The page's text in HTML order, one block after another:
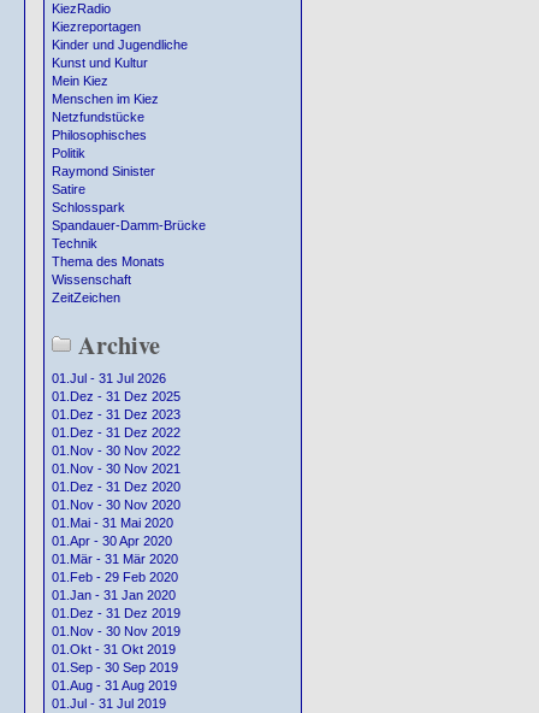
KiezRadio
Kiezreportagen
Kinder und Jugendliche
Kunst und Kultur
Mein Kiez
Menschen im Kiez
Netzfundstücke
Philosophisches
Politik
Raymond Sinister
Satire
Schlosspark
Spandauer-Damm-Brücke
Technik
Thema des Monats
Wissenschaft
ZeitZeichen
Archive
01.Jul - 31 Jul 2026
01.Dez - 31 Dez 2025
01.Dez - 31 Dez 2023
01.Dez - 31 Dez 2022
01.Nov - 30 Nov 2022
01.Nov - 30 Nov 2021
01.Dez - 31 Dez 2020
01.Nov - 30 Nov 2020
01.Mai - 31 Mai 2020
01.Apr - 30 Apr 2020
01.Mär - 31 Mär 2020
01.Feb - 29 Feb 2020
01.Jan - 31 Jan 2020
01.Dez - 31 Dez 2019
01.Nov - 30 Nov 2019
01.Okt - 31 Okt 2019
01.Sep - 30 Sep 2019
01.Aug - 31 Aug 2019
01.Jul - 31 Jul 2019